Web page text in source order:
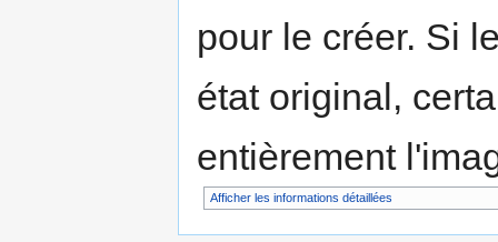
pour le créer. Si
état original,
entièrement
Afficher les informations détaillées